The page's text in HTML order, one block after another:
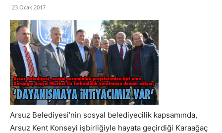
23 Ocak 2017
Arsuz Belediyesi’nin sosyal belediyecilik kapsamında,
Arsuz Kent Konseyi işbirliğiyle hayata geçirdiği Karaağaç